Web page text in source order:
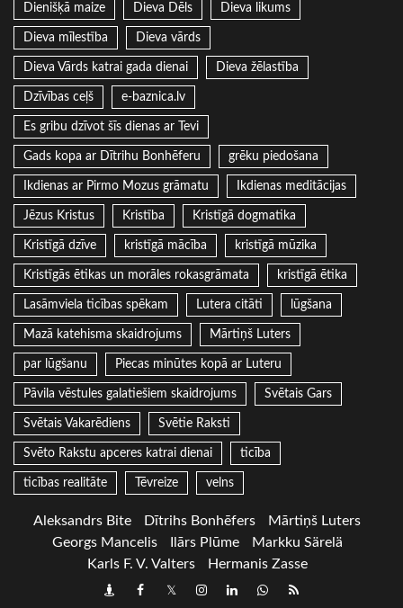
Dienišķā maize Dieva Dēls Dieva likums
Dieva mīlestība Dieva vārds
Dieva Vārds katrai gada dienai Dieva žēlastība
Dzīvības ceļš e-baznica.lv
Es gribu dzīvot šīs dienas ar Tevi
Gads kopa ar Dītrihu Bonhēferu grēku piedošana
Ikdienas ar Pirmo Mozus grāmatu Ikdienas meditācijas
Jēzus Kristus Kristība Kristīgā dogmatika
Kristīgā dzīve kristīgā mācība kristīgā mūzika
Kristīgās ētikas un morāles rokasgrāmata kristīgā ētika
Lasāmviela ticības spēkam Lutera citāti lūgšana
Mazā katehisma skaidrojums Mārtiņš Luters
par lūgšanu Piecas minūtes kopā ar Luteru
Pāvila vēstules galatiešiem skaidrojums Svētais Gars
Svētais Vakarēdiens Svētie Raksti
Svēto Rakstu apceres katrai dienai ticība
ticības realitāte Tēvreize velns
Aleksandrs Bite Dītrihs Bonhēfers
Mārtiņš Luters
Georgs Mancelis
Ilārs Plūme
Markku Särelä
Karls F. V. Valters
Hermanis Zasse
DraugiemFacebook
TwitterInstagram
LinkedInwhatsapp
RSS